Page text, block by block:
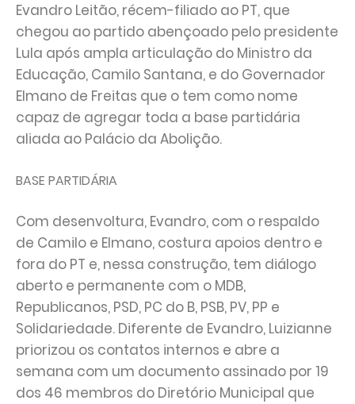
Evandro Leitão, récem-filiado ao PT, que
chegou ao partido abençoado pelo presidente
Lula após ampla articulação do Ministro da
Educação, Camilo Santana, e do Governador
Elmano de Freitas que o tem como nome
capaz de agregar toda a base partidária
aliada ao Palácio da Abolição.
BASE PARTIDÁRIA
Com desenvoltura, Evandro, com o respaldo
de Camilo e Elmano, costura apoios dentro e
fora do PT e, nessa construção, tem diálogo
aberto e permanente com o MDB,
Republicanos, PSD, PC do B, PSB, PV, PP e
Solidariedade. Diferente de Evandro, Luizianne
priorizou os contatos internos e abre a
semana com um documento assinado por 19
dos 46 membros do Diretório Municipal que